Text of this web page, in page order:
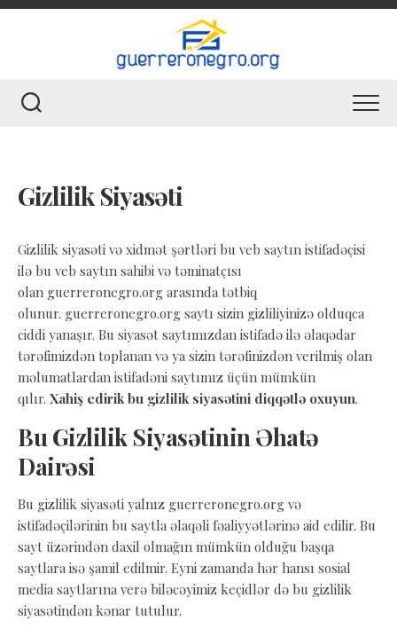
Skip
Gizlilik Siyasəti
Gizlilik siyasəti və xidmət şərtləri bu veb saytın istifadəçisi
ilə bu veb saytın sahibi və təminatçısı
olan guerreronegro.org arasında tətbiq
olunur. guerreronegro.org saytı sizin gizliliyinizə olduqca
ciddi yanaşır. Bu siyasət saytımızdan istifadə ilə əlaqədar
tərəfimizdən toplanan və ya sizin tərəfinizdən verilmiş olan
məlumatlardan istifadəni saytımız üçün mümkün
qılır. Xahiş edirik bu gizlilik siyasətini diqqətlə oxuyun.
Bu Gizlilik Siyasətinin Əhatə
Dairəsi
Bu gizlilik siyasəti yalnız guerreronegro.org və
istifadəçilərinin bu saytla əlaqəli fəaliyyətlərinə aid edilir. Bu
sayt üzərindən daxil olmağın mümkün olduğu başqa
saytlara isə şamil edilmir. Eyni zamanda hər hansı sosial
media saytlarına verə biləcəyimiz keçidlər də bu gizlilik
siyasətindən kənar tutulur.